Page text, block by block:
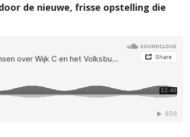
de nieuwe, frisse opstelling die